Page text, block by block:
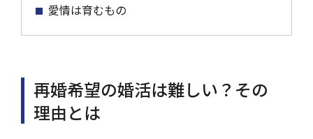
愛情は育むもの
再婚希望の婚活は難しい？その
理由とは